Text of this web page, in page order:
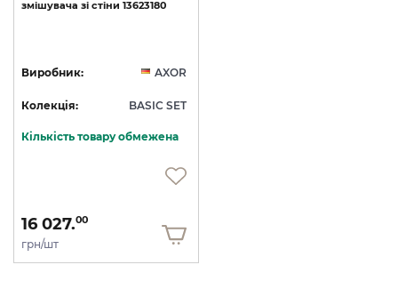
змішувача зі стіни 13623180
Виробник: AXOR
Колекція: BASIC SET
Кількість товару обмежена
16 027.00
грн/шт